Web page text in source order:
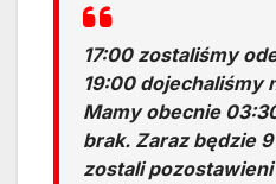
17:00 zostaliśmy
19:00 dojechaliśmy
Mamy obecnie
brak. Zaraz będzie
zostali